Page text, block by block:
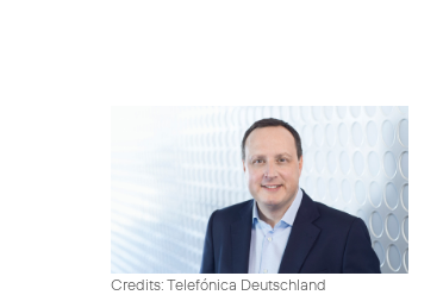
Credits: Telefónica Deutschland